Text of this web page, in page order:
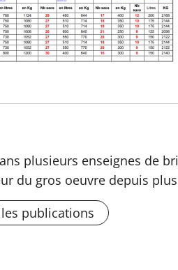
plusieurs enseignes de
du gros oeuvre depuis
publications